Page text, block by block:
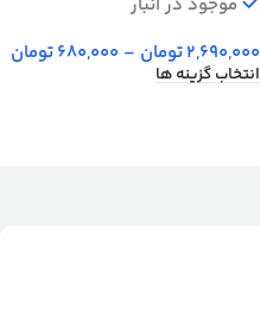
موجود در انبار
2,690,000تومان –
680,000تومان
انتخاب گزینه ها